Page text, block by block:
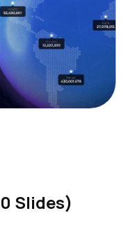
Slides)